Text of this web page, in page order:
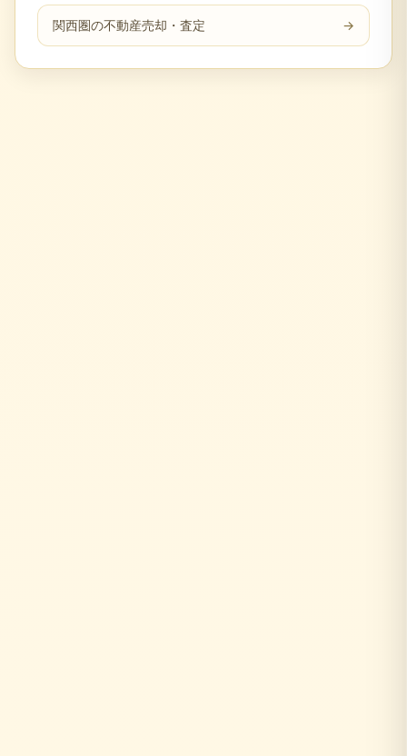
関西圏の不動産売却・査定 →